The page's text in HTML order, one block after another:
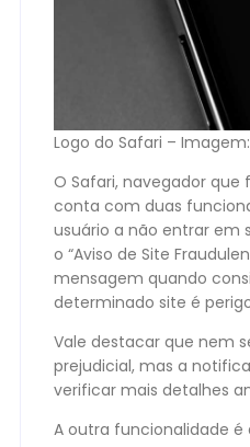
Logo do Safari –
O Safari, navegador que
conta com duas
usuário a não entrar em
o “Aviso de Site
mensagem quando
determinado site é
Vale destacar que nem
prejudicial, mas a
verificar mais detalhes
A outra funcionalidade é